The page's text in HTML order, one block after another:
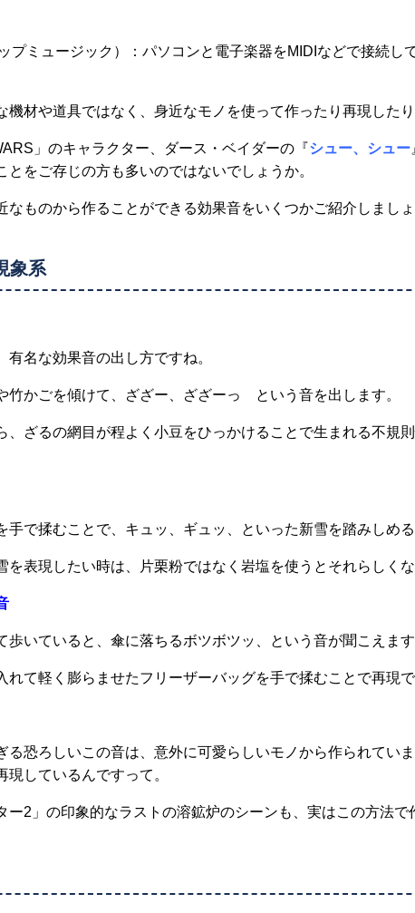
プミュージック）：パソコンと電子楽器をMIDIなどで接続し
機材や道具ではなく、身近なモノを使って作ったり再現した
」のキャラクター、ダース・ベイダーの『シュー、シュー
とをご存じの方も多いのではないでしょうか。
なものから作ることができる効果音をいくつかご紹介しましょ
象系
有名な効果音の出し方ですね。
竹かごを傾けて、ざざー、ざざーっ という音を出します。
、ざるの網目が程よく小豆をひっかけることで生まれる不規
手で揉むことで、キュッ、ギュッ、といった新雪を踏みしめる
を表現したい時は、片栗粉ではなく岩塩を使うとそれらしくな
歩いていると、傘に落ちるボツボツッ、という音が聞こえます
れて軽く膨らませたフリーザーバッグを手で揉むことで再現で
る恐ろしいこの音は、意外に可愛らしいモノから作られてい
現しているんですって。
ー2」の印象的なラストの溶鉱炉のシーンも、実はこの方法で